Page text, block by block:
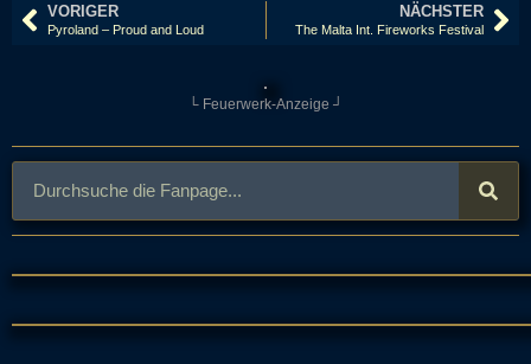
VORIGER
Pyroland – Proud and Loud
NÄCHSTER
The Malta Int. Fireworks Festival
└ Feuerwerk-Anzeige ┘